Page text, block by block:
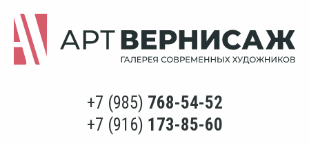
+7 (985) 768-54-52
+7 (916) 173-85-60